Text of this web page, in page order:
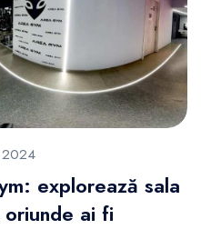
2024
explorează sala
ai fi